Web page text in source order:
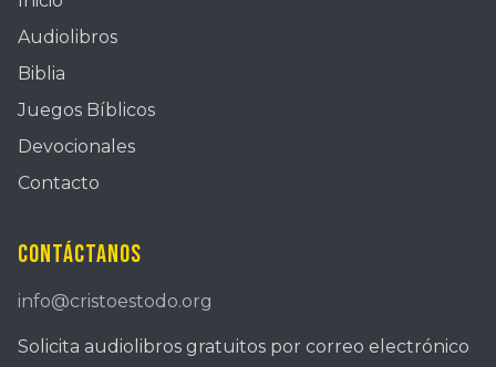
Audiolibros
Biblia
Juegos Bíblicos
Devocionales
Contacto
Contáctanos
info@cristoestodo.org
Solicita audiolibros gratuitos por correo electrónico